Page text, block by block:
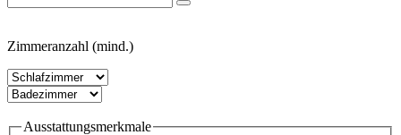
Zimmeranzahl (mind.)
Ausstattungsmerkmale